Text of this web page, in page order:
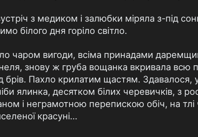
з медиком і залюбки міряла з-під
білого дня горіло світло.
чаром вигоди, всіма принадами
знову ж груба вощанка вкривала всю
брів. Пахло крилатим щастям. Здавалося,
ялинка, десятком білих черевичків, з
і неграмотною перепискою обіч, на тлі
красуні...